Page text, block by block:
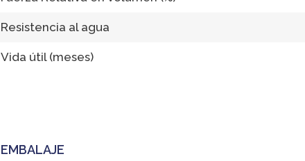
Resistencia al agua
Vida útil (meses)
EMBALAJE